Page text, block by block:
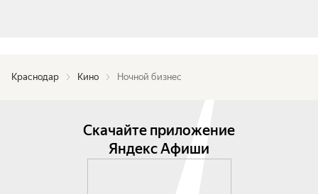
Краснодар Кино Ночной бизнес
Скачайте приложение
Яндекс Афиши